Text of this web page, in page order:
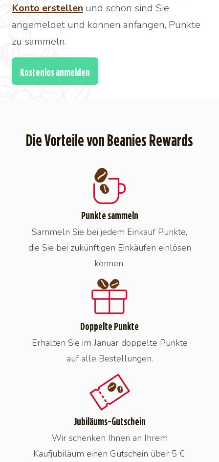
Konto erstellen und schon sind Sie
angemeldet und können anfangen, Punkte
zu sammeln.
Kostenlos anmelden
Die Vorteile von Beanies Rewards
Punkte sammeln
Sammeln Sie bei jedem Einkauf Punkte,
die Sie bei zukünftigen Einkäufen einlösen
können.
Doppelte Punkte
Erhalten Sie im Januar doppelte Punkte
auf alle Bestellungen.
Jubiläums-Gutschein
Wir schenken Ihnen an Ihrem
Kaufjubiläum einen Gutschein über 5 €.